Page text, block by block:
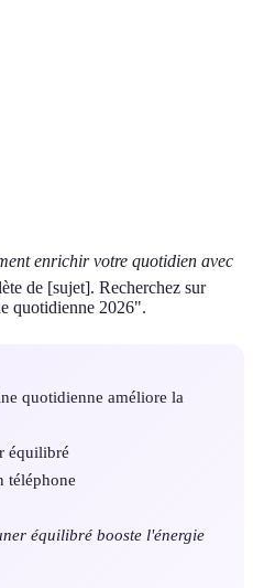
enrichir votre quotidien avec
de [sujet]. Recherchez sur
quotidienne 2026".
quotidienne améliore la
équilibré
téléphone
équilibré booste l'énergie